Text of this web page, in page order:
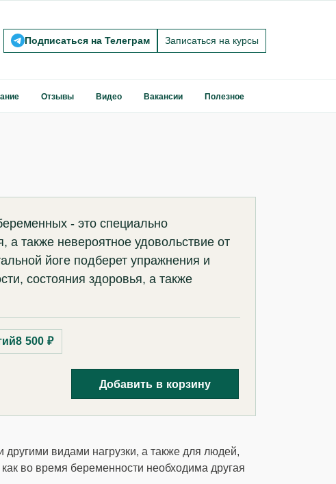
Подписаться на Телеграм Записаться на курсы
Отзывы Видео Вакансии Полезное
- это специально
также невероятное удовольствие от
йоге подберет упражнения и
состояния здоровья, а также
8 500 ₽
Добавить в корзину
другими видами нагрузки, а также для людей,
во время беременности необходима другая